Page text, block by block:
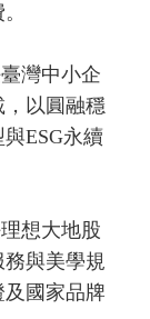
灣中小企
以圓融穩
ESG永續
想大地股
與美學規
國家品牌